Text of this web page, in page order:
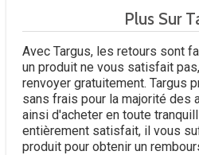
Plus Sur
Avec Targus, les retours sont
un produit ne vous satisfait
renvoyer gratuitement. Targus
sans frais pour la majorité des
ainsi d'acheter en toute
entièrement satisfait, il vous
produit pour obtenir un